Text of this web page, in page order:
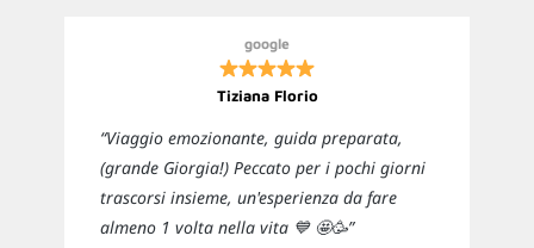
google
Tiziana Florio
“Viaggio emozionante, guida preparata,
(grande Giorgia!) Peccato per i pochi giorni
trascorsi insieme, un'esperienza da fare
almeno 1 volta nella vita 💙 🤩🥳”